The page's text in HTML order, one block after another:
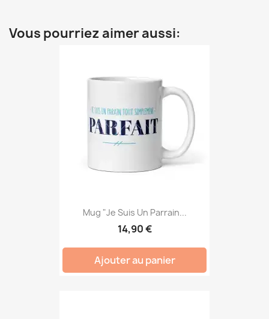
Vous pourriez aimer aussi:
Mug "Je Suis Un Parrain...
14,90 €
Ajouter au panier